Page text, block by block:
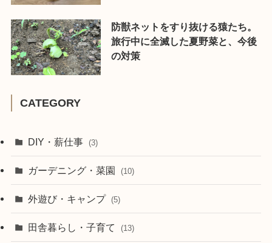
防獣ネットをすり抜ける猿たち。
旅行中に全滅した夏野菜と、今後
の対策
CATEGORY
DIY・薪仕事 (3)
ガーデニング・菜園 (10)
外遊び・キャンプ (5)
田舎暮らし・子育て (13)